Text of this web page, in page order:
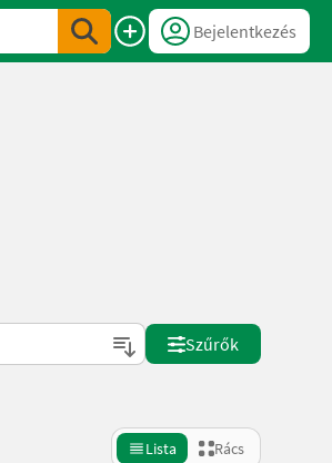
Bejelentkezés
Szűrők
Lista Rács